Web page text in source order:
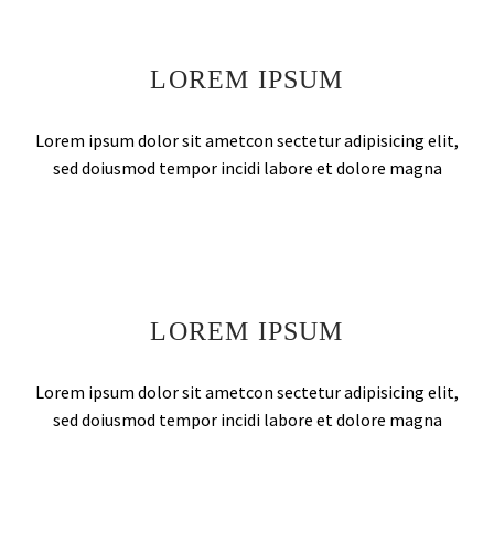
LOREM IPSUM
Lorem ipsum dolor sit ametcon sectetur adipisicing elit,
sed doiusmod tempor incidi labore et dolore magna
LOREM IPSUM
Lorem ipsum dolor sit ametcon sectetur adipisicing elit,
sed doiusmod tempor incidi labore et dolore magna